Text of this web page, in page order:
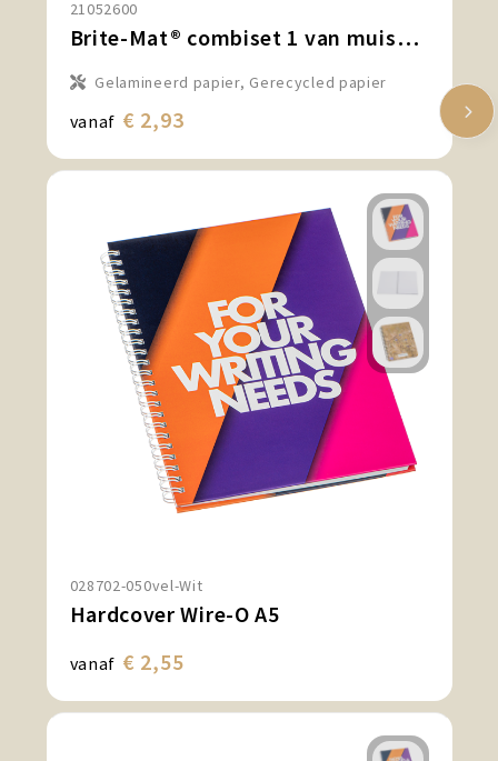
21052600
Brite-Mat® combiset 1 van muismat en onderzetter
Gelamineerd papier, Gerecycled papier
vanaf € 2,93
028702-050vel-Wit
Hardcover Wire-O A5
vanaf € 2,55